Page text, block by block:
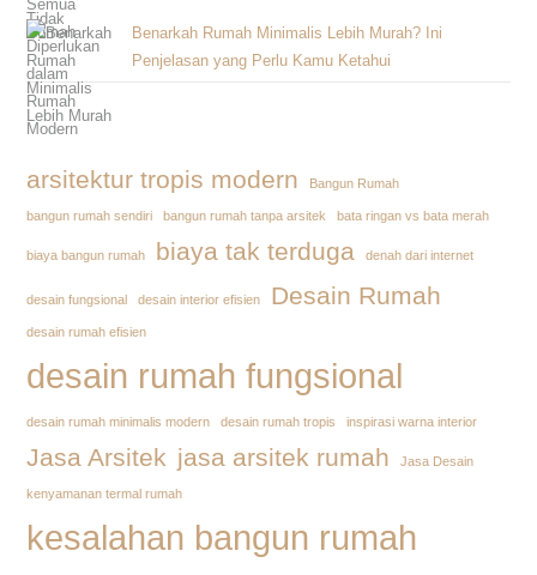
Benarkah Rumah Minimalis Lebih Murah? Ini
Penjelasan yang Perlu Kamu Ketahui
arsitektur tropis modern Bangun Rumah
bangun rumah sendiri bangun rumah tanpa arsitek bata ringan vs bata merah
biaya bangun rumah biaya tak terduga denah dari internet
desain fungsional desain interior efisien Desain Rumah
desain rumah efisien
desain rumah fungsional
desain rumah minimalis modern desain rumah tropis inspirasi warna interior
Jasa Arsitek jasa arsitek rumah Jasa Desain
kenyamanan termal rumah
kesalahan bangun rumah